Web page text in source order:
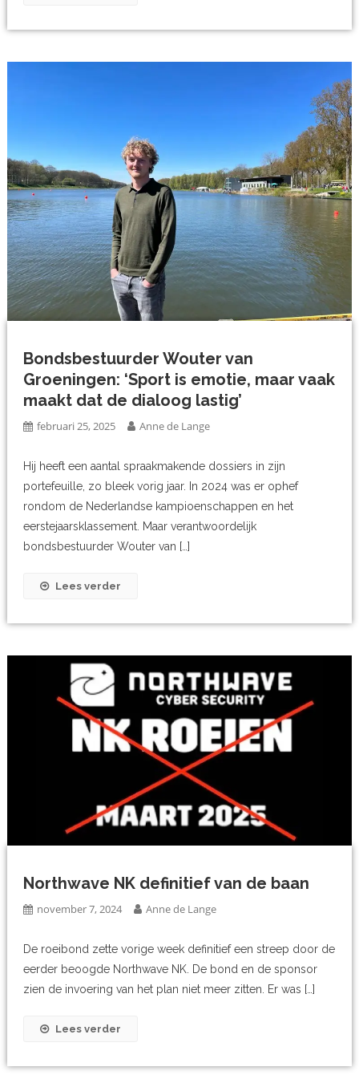
Bondsbestuurder Wouter van
Groeningen: ‘Sport is emotie, maar vaak
maakt dat de dialoog lastig’
februari 25, 2025 Anne de Lange
Hij heeft een aantal spraakmakende dossiers in zijn
portefeuille, zo bleek vorig jaar. In 2024 was er ophef
rondom de Nederlandse kampioenschappen en het
eerstejaarsklassement. Maar verantwoordelijk
bondsbestuurder Wouter van […]
Lees verder
Northwave NK definitief van de baan
november 7, 2024 Anne de Lange
De roeibond zette vorige week definitief een streep door de
eerder beoogde Northwave NK. De bond en de sponsor
zien de invoering van het plan niet meer zitten. Er was […]
Lees verder